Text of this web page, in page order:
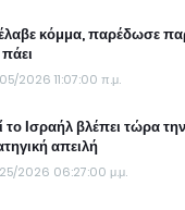
κόμμα, παρέδωσε
2026 11:07:00 π.μ.
το Ισραήλ βλέπει τώρα
απειλή
2026 06:27:00 μ.μ.